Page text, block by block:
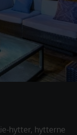
hytter, hytterne